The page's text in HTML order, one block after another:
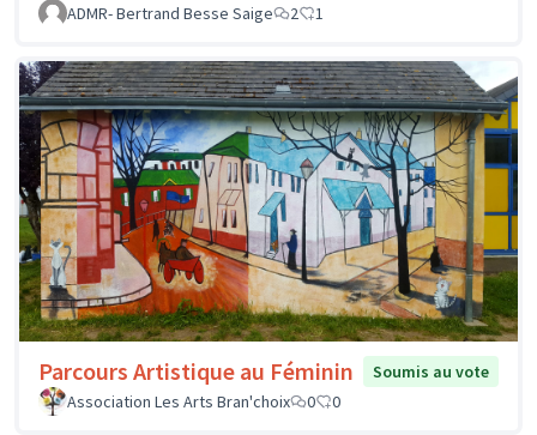
ADMR- Bertrand Besse Saige 2 1
Parcours Artistique au Féminin
Soumis au vote
Association Les Arts Bran'choix
0 0